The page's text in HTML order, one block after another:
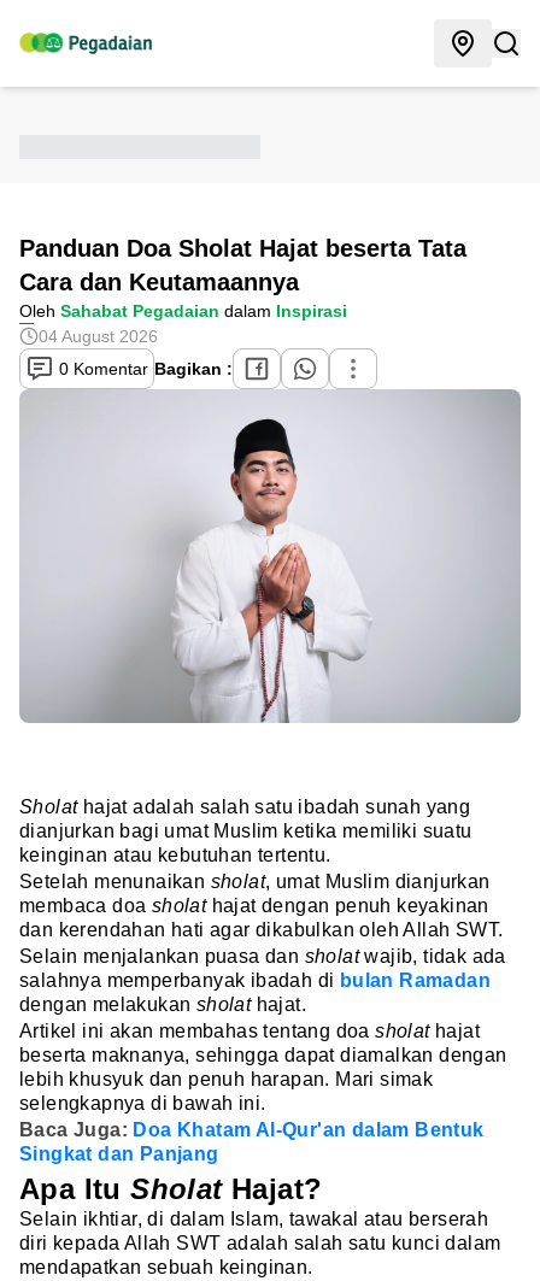
Panduan Doa Sholat Hajat beserta Tata
Cara dan Keutamaannya
Oleh Sahabat Pegadaian dalam Inspirasi
04 August 2026
0 Komentar Bagikan :
Sholathajat adalah salah satu ibadah sunah yang
dianjurkan bagi umat Muslim ketika memiliki suatu
keinginan atau kebutuhan tertentu.
Setelah menunaikan sholat, umat Muslim dianjurkan
membaca doa sholathajat dengan penuh keyakinan
dan kerendahan hati agar dikabulkan oleh Allah SWT.
Selain menjalankan puasa dan sholatwajib, tidak ada
salahnya memperbanyak ibadah di bulan Ramadan
dengan melakukan sholathajat.
Artikel ini akan membahas tentang doasholathajat
beserta maknanya, sehingga dapat diamalkan dengan
lebih khusyuk dan penuh harapan. Mari simak
selengkapnya di bawah ini.
Baca Juga: Doa Khatam Al-Qur'an dalam Bentuk
Singkat dan Panjang
Apa ItuSholatHajat?
Selain ikhtiar, di dalam Islam, tawakal atau berserah
diri kepada Allah SWT adalah salah satu kunci dalam
mendapatkan sebuah keinginan.